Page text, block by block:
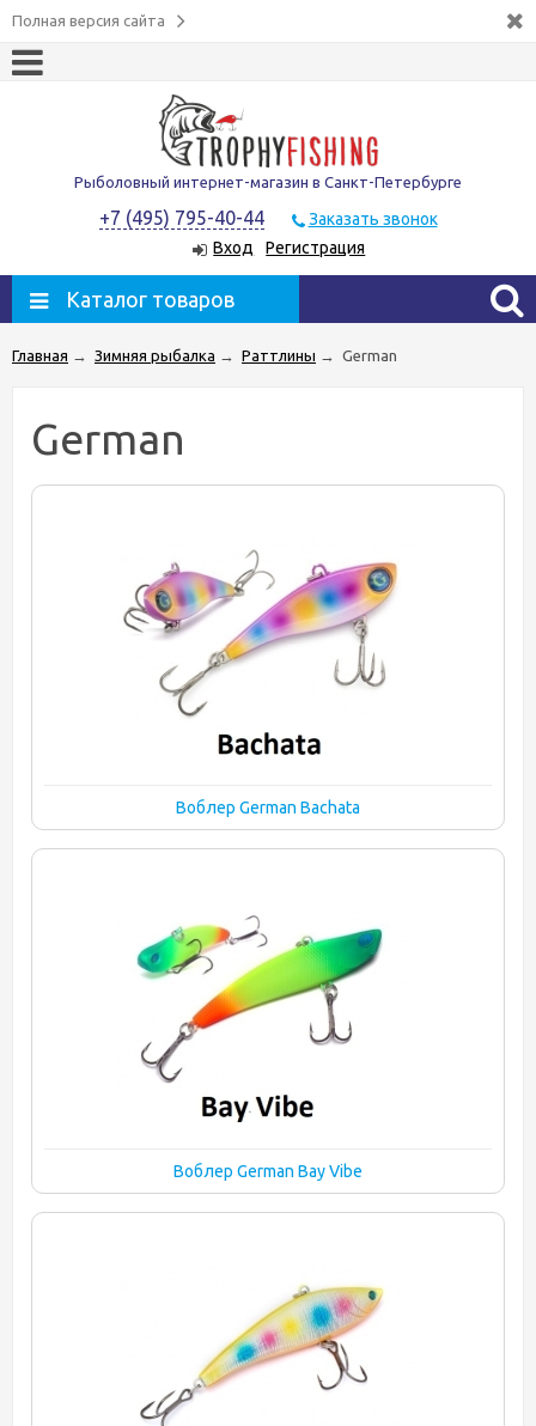
Полная версия сайта
Рыболовный интернет-магазин в Санкт-Петербурге
+7 (495) 795-40-44
Заказать звонок
Вход
Регистрация
Каталог товаров
Главная → Зимняя рыбалка → Раттлины → German
German
Воблер German Bachata
Воблер German Bay Vibe